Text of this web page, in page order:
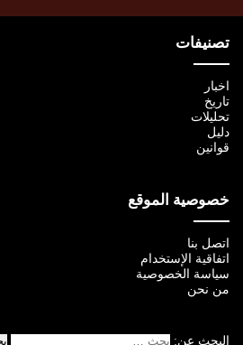
تصنيفات
اخبار
تاريخ
تحليلات
دليل
قوانين
خصوصية الموقع
اتصل بنا
اتفاقية الإستخدام
سياسة الخصوصية
من نحن
البحث عن: